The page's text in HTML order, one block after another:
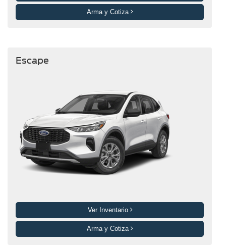
Arma y Cotiza
Escape
Ver Inventario
Arma y Cotiza